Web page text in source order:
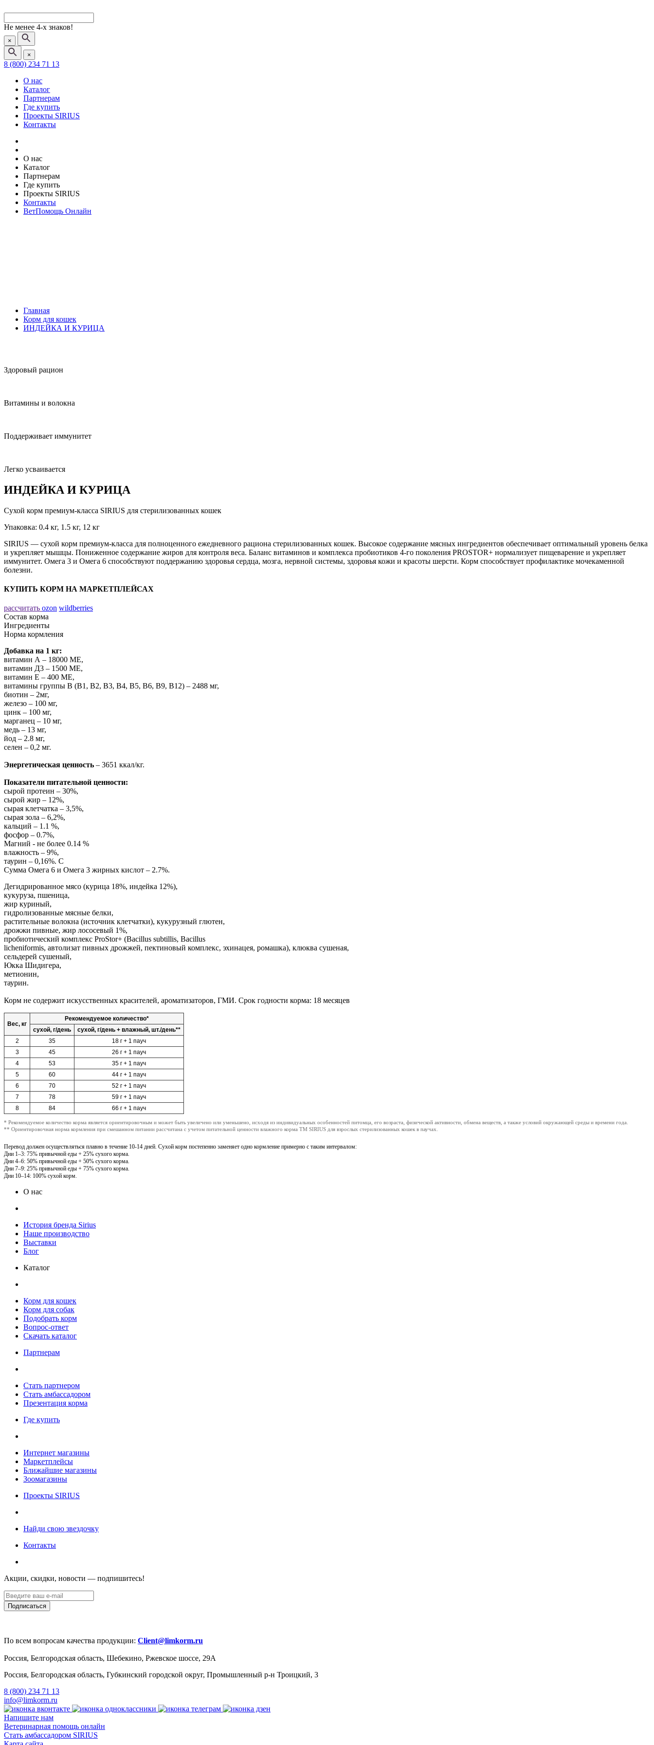
Не менее 4-х знаков!
×
×
8 (800) 234 71 13
О нас
Каталог
Партнерам
Где купить
Проекты SIRIUS
Контакты
О нас
Каталог
Партнерам
Где купить
Проекты SIRIUS
Контакты
ВетПомощь Онлайн
Главная
Корм для кошек
ИНДЕЙКА И КУРИЦА
Здоровый рацион
Витамины и волокна
Поддерживает иммунитет
Легко усваивается
ИНДЕЙКА И КУРИЦА
Сухой корм премиум-класса SIRIUS для стерилизованных кошек
Упаковка: 0.4 кг, 1.5 кг, 12 кг
SIRIUS — сухой корм премиум-класса для полноценного ежедневного рациона стерилизованных кошек. Высокое содержание мясных ингредиентов обеспечивает оптимальный уровень белка
и укрепляет мышцы. Пониженное содержание жиров для контроля веса. Баланс витаминов и комплекса пробиотиков 4-го поколения PROSTOR+ нормализует пищеварение и укрепляет
иммунитет. Омега 3 и Омега 6 способствуют поддержанию здоровья сердца, мозга, нервной системы, здоровья кожи и красоты шерсти. Корм способствует профилактике мочекаменной
болезни.
КУПИТЬ КОРМ НА МАРКЕТПЛЕЙСАХ
рассчитать ozon wildberries
Состав корма
Ингредиенты
Норма кормления
Добавка на 1 кг:
витамин А – 18000 МЕ,
витамин Д3 – 1500 МЕ,
витамин Е – 400 МЕ,
витамины группы В (В1, В2, В3, В4, В5, В6, В9, В12) – 2488 мг,
биотин – 2мг,
железо – 100 мг,
цинк – 100 мг,
марганец – 10 мг,
медь – 13 мг,
йод – 2.8 мг,
селен – 0,2 мг.
Энергетическая ценность – 3651 ккал/кг.
Показатели питательной ценности:
сырой протеин – 30%,
сырой жир – 12%,
сырая клетчатка – 3,5%,
сырая зола – 6,2%,
кальций – 1.1 %,
фосфор – 0.7%,
Магний - не более 0.14 %
влажность – 9%,
таурин – 0,16%. С
Сумма Омега 6 и Омега 3 жирных кислот – 2.7%.
Дегидрированное мясо (курица 18%, индейка 12%),
кукуруза, пшеница,
жир куриный,
гидролизованные мясные белки,
растительные волокна (источник клетчатки), кукурузный глютен,
дрожжи пивные, жир лососевый 1%,
пробиотический комплекс ProStor+ (Bacillus subtillis, Bacillus
licheniformis, автолизат пивных дрожжей, пектиновый комплекс, эхинацея, ромашка), клюква сушеная,
сельдерей сушеный,
Юкка Шидигера,
метионин,
таурин.
Корм не содержит искусственных красителей, ароматизаторов, ГМИ. Срок годности корма: 18 месяцев
Вес, кг
Рекомендуемое количество*
сухой, г/день
сухой, г/день + влажный, шт./день**
2
35
18 г + 1 пауч
3
45
26 г + 1 пауч
4
53
35 г + 1 пауч
5
60
44 г + 1 пауч
6
70
52 г + 1 пауч
7
78
59 г + 1 пауч
8
84 66 г + 1 пауч
* Рекомендуемое количество корма является ориентировочным и может быть увеличено или уменьшено, исходя из индивидуальных особенностей питомца, его возраста, физической активности, обмена веществ, а также условий окружающей среды и времени года.
** Ориентировочная норма кормления при смешанном питании рассчитана с учетом питательной ценности влажного корма ТМ SIRIUS для взрослых стерилизованных кошек в паучах.
Перевод должен осуществляться плавно в течение 10-14 дней. Сухой корм постепенно заменяет одно кормление примерно с таким интервалом:
Дни 1–3: 75% привычной еды + 25% сухого корма.
Дни 4–6: 50% привычной еды + 50% сухого корма.
Дни 7–9: 25% привычной еды + 75% сухого корма.
Дни 10–14: 100% сухой корм.
О нас
История бренда Sirius
Наше производство
Выставки
Блог
Каталог
Корм для кошек
Корм для собак
Подобрать корм
Вопрос-ответ
Скачать каталог
Партнерам
Стать партнером
Стать амбассадором
Презентация корма
Где купить
Интернет магазины
Маркетплейсы
Ближайшие магазины
Зоомагазины
Проекты SIRIUS
Найди свою звездочку
Контакты
Акции, скидки, новости — подпишитесь!
По всем вопросам качества продукции: Client@limkorm.ru
Россия, Белгородская область, Шебекино, Ржевское шоссе, 29А
Россия, Белгородская область, Губкинский городской округ, Промышленный р-н Троицкий, 3
8 (800) 234 71 13
info@limkorm.ru
Напишите нам
Ветеринарная помощь онлайн
Стать амбассадором SIRIUS